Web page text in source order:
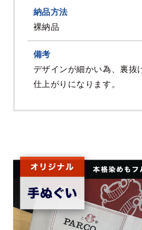
納品方法
裸納品
備考
デザインが細かい為、裏抜
仕上がりになります。